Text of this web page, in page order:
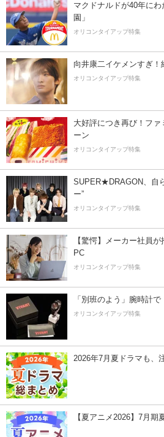
マクドナルドが40年に
園」
オリコンタイアップ特集
向井康二イケメンすぎ！
オリコンタイアップ特集
大好評につき再び！フ
ーン
オリコンタイアップ特集
SUPER★DRAGON、自
ー”
オリコンタイアップ特集
【驚愕】メーカー社員
PC
オリコンタイアップ特集
「別班のよう」腕時計
オリコンタイアップ特集
2026年7月夏ドラマも、
【夏アニメ2026】7月期